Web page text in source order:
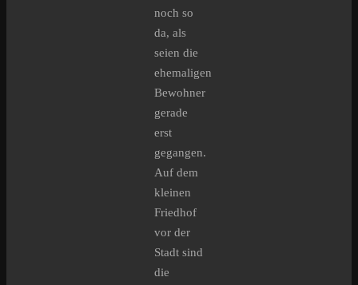
noch so
da, als
seien die
ehemaligen
Bewohner
gerade
erst
gegangen.
Auf dem
kleinen
Friedhof
vor der
Stadt sind
die